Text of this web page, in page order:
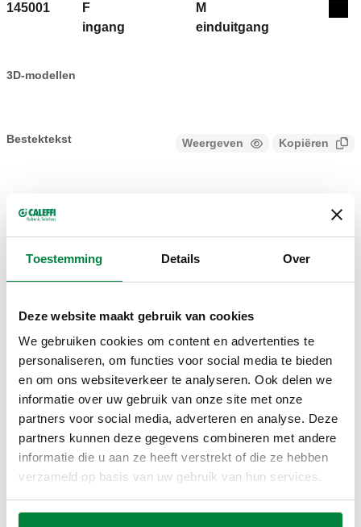
Toestemming Details Over
Deze website maakt gebruik van cookies
We gebruiken cookies om content en advertenties te
personaliseren, om functies voor social media te bieden
en om ons websiteverkeer te analyseren. Ook delen we
informatie over uw gebruik van onze site met onze
partners voor social media, adverteren en analyse. Deze
partners kunnen deze gegevens combineren met andere
informatie die u aan ze heeft verstrekt of die ze hebben
verzameld op basis van uw gebruik van hun services.
145001
F
ingang
M
einduitgang
3D-modellen
Bestektekst Weergeven Kopiëren
R 3/8" (EN 10226-1) M, einduitgang.
5a99dfbe-4dcc-4bed-8b25-
9bbc7c443cc9
F
M
145005
G 1" (ISO 228-1) F
ingang
R 3/4" (EN 10226-1)
M
einduitgang
145006 G 1" (ISO 228-1) F
R 1" (EN 10226-1)